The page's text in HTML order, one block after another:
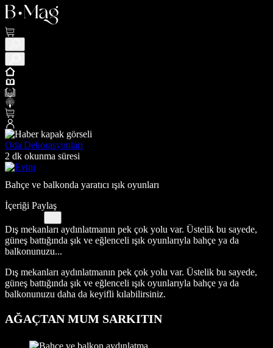
Oda Dekorasyonları
2 dk okunma süresi
Bahçe ve balkonda yaratıcı ışık oyunları
İçeriği Paylaş
Dış mekanları aydınlatmanın pek çok yolu var. Üstelik bu sayede,
güneş battığında şık ve eğlenceli ışık oyunlarıyla bahçe ya da
balkonunuzu...
Dış mekanları aydınlatmanın pek çok yolu var. Üstelik bu sayede,
güneş battığında şık ve eğlenceli ışık oyunlarıyla bahçe ya da
balkonunuzu daha da keyifli kılabilirsiniz.
AĞAÇTAN MUM SARKITIN